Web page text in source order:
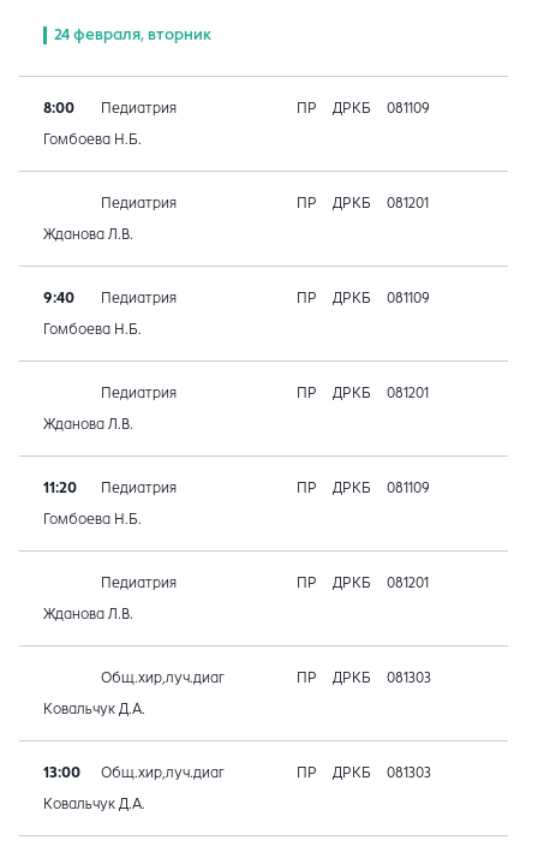
24 февраля, вторник
8:00 Педиатрия ПР ДРКБ 081109
Гомбоева Н.Б.
Педиатрия ПР ДРКБ 081201
Жданова Л.В.
9:40 Педиатрия ПР ДРКБ 081109
Гомбоева Н.Б.
Педиатрия ПР ДРКБ 081201
Жданова Л.В.
11:20 Педиатрия ПР ДРКБ 081109
Гомбоева Н.Б.
Педиатрия ПР ДРКБ 081201
Жданова Л.В.
Общ.хир,луч.диаг ПР ДРКБ 081303
Ковальчук Д.А.
13:00 Общ.хир,луч.диаг ПР ДРКБ 081303
Ковальчук Д.А.